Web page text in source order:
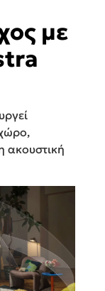
με
ακουστική